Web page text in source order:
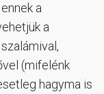
a
a
(mifelénk
hagyma is